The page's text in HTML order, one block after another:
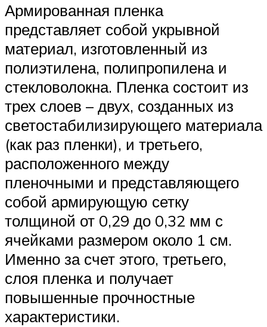
Армированная пленка
представляет собой укрывной
материал, изготовленный из
полиэтилена, полипропилена и
стекловолокна. Пленка состоит из
трех слоев – двух, созданных из
светостабилизирующего материала
(как раз пленки), и третьего,
расположенного между
пленочными и представляющего
собой армирующую сетку
толщиной от 0,29 до 0,32 мм с
ячейками размером около 1 см.
Именно за счет этого, третьего,
слоя пленка и получает
повышенные прочностные
характеристики.